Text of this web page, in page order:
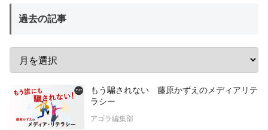
過去の記事
もう騙されない 藤原かずえのメディアリテ
ラシー
アゴラ編集部